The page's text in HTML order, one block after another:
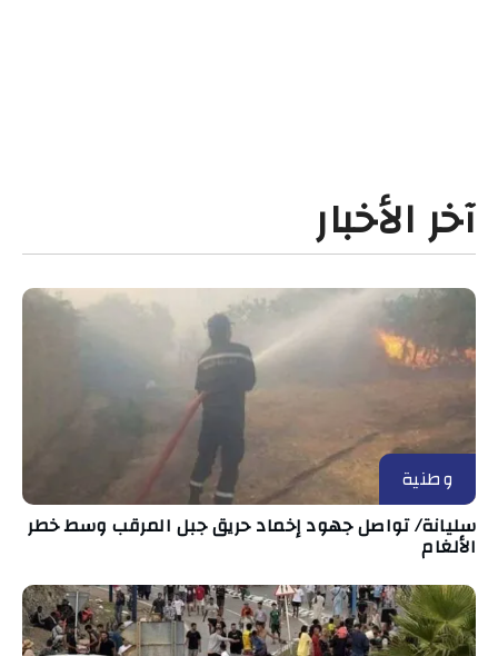
آخر الأخبار
وطنية
سليانة/ تواصل جهود إخماد حريق جبل المرقب وسط خطر
الألغام